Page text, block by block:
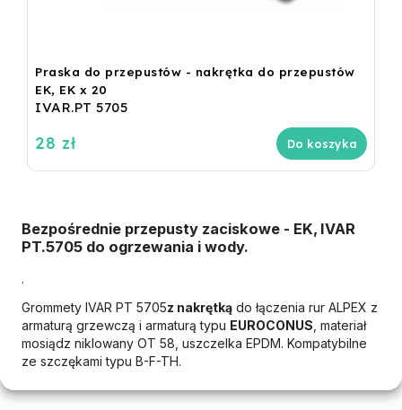
Praska do przepustów - nakrętka do przepustów
EK, EK x 20
IVAR.PT 5705
28 zł Do koszyka
Bezpośrednie przepusty zaciskowe - EK, IVAR
PT.5705 do ogrzewania i wody.
.
Grommety IVAR PT 5705z nakrętką do łączenia rur ALPEX z
armaturą grzewczą i armaturą typu EUROCONUS , materiał
mosiądz niklowany OT 58, uszczelka EPDM. Kompatybilne
ze szczękami typu B-F-TH.